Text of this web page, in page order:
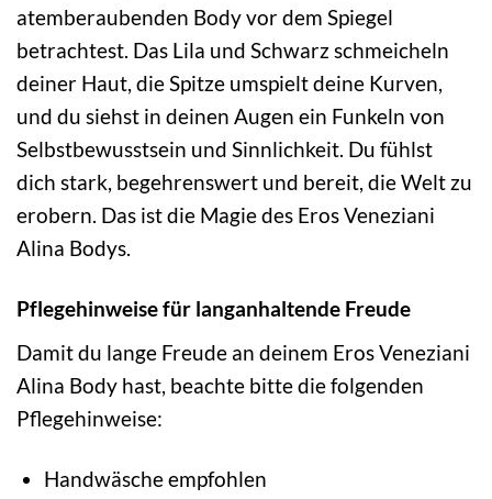
atemberaubenden Body vor dem Spiegel
betrachtest. Das Lila und Schwarz schmeicheln
deiner Haut, die Spitze umspielt deine Kurven,
und du siehst in deinen Augen ein Funkeln von
Selbstbewusstsein und Sinnlichkeit. Du fühlst
dich stark, begehrenswert und bereit, die Welt zu
erobern. Das ist die Magie des Eros Veneziani
Alina Bodys.
Pflegehinweise für langanhaltende Freude
Damit du lange Freude an deinem Eros Veneziani
Alina Body hast, beachte bitte die folgenden
Pflegehinweise:
Handwäsche empfohlen